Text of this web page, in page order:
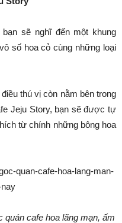
sẽ nghĩ đến một khung
số hoa cỏ cùng những loại
thú vị còn nằm bên trong
Jeju Story, bạn sẽ được tự
từ chính những bông hoa
cafe hoa lãng mạn, ấm